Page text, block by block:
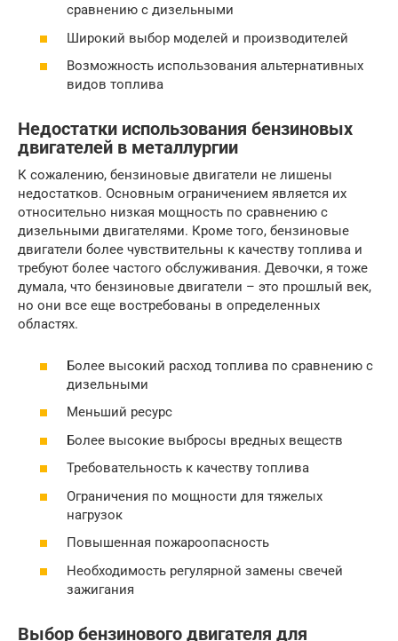
сравнению с дизельными
Широкий выбор моделей и производителей
Возможность использования альтернативных
видов топлива
Недостатки использования бензиновых
двигателей в металлургии
К сожалению, бензиновые двигатели не лишены
недостатков. Основным ограничением является их
относительно низкая мощность по сравнению с
дизельными двигателями. Кроме того, бензиновые
двигатели более чувствительны к качеству топлива и
требуют более частого обслуживания. Девочки, я тоже
думала, что бензиновые двигатели – это прошлый век,
но они все еще востребованы в определенных
областях.
Более высокий расход топлива по сравнению с
дизельными
Меньший ресурс
Более высокие выбросы вредных веществ
Требовательность к качеству топлива
Ограничения по мощности для тяжелых
нагрузок
Повышенная пожароопасность
Необходимость регулярной замены свечей
зажигания
Выбор бензинового двигателя для